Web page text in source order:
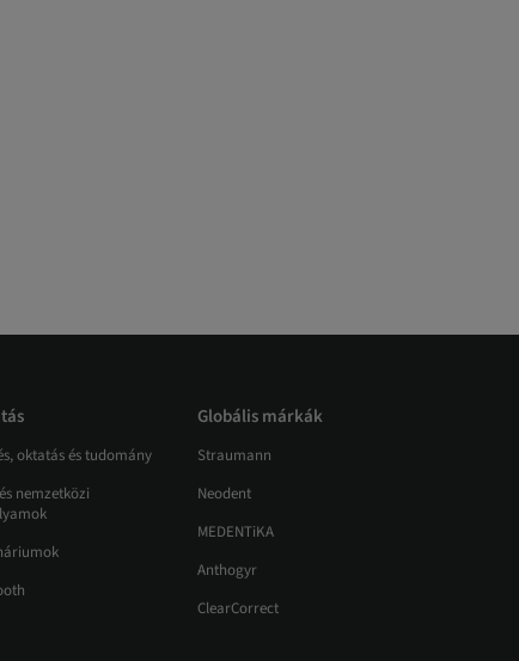
oktatás és tudomány
nemzetközi
Globális márkák
Straumann
Neodent
MEDENTiKA
Anthogyr
ClearCorrect